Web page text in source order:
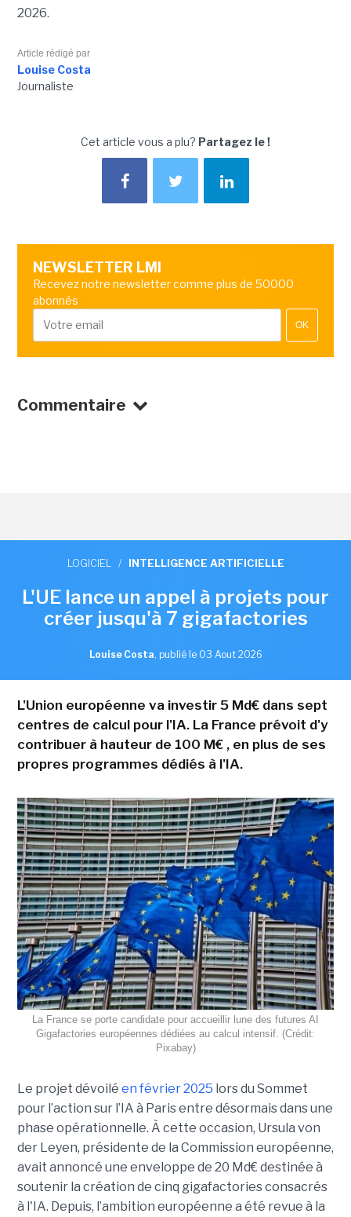
2026.
Article rédigé par
Louise Costa
Journaliste
Cet article vous a plu? Partagez le !
NEWSLETTER LMI
Recevez notre newsletter comme plus de 50000
abonnés
OK
Commentaire
LOGICIEL / INTELLIGENCE ARTIFICIELLE
L'UE lance un appel à projets pour
créer jusqu'à 7 gigafactories
Louise Costa, publié le 03 Aout 2026
L'Union européenne va investir 5 Md€ dans sept
centres de calcul pour l'IA. La France prévoit d'y
contribuer à hauteur de 100 M€ , en plus de ses
propres programmes dédiés à l'IA.
La France se porte candidate pour accueillir lune des futures AI
Gigafactories européennes dédiées au calcul intensif. (Crédit:
Pixabay)
Le projet dévoilé en février 2025 lors du Sommet
pour l’action sur l’IA à Paris entre désormais dans une
phase opérationnelle. À cette occasion, Ursula von
der Leyen, présidente de la Commission européenne,
avait annoncé une enveloppe de 20 Md€ destinée à
soutenir la création de cinq gigafactories consacrés
à l'IA. Depuis, l’ambition européenne a été revue à la